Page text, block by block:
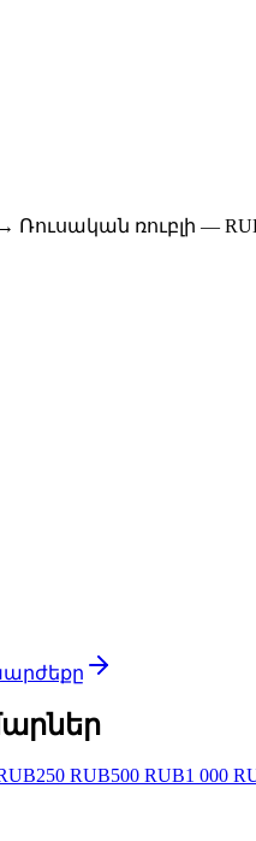
ռուբլի —
250 RUB500 RUB1 000